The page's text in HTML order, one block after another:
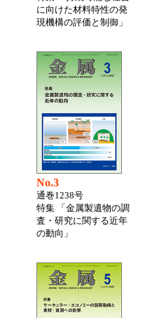
に向けた材料特性の発
現機構の評価と制御」
No.3
通巻1238号
特集 「金属製遺物の調
査・研究に関する近年
の動向」